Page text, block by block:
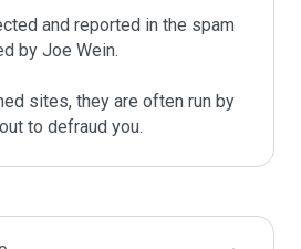
and reported in the spam
by Joe Wein.
sites, they are often run by
to defraud you.